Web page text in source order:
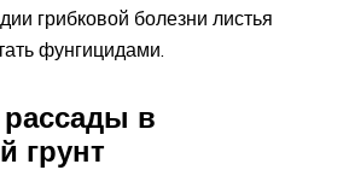
грибковой болезни листья
фунгицидами.
в
грунт